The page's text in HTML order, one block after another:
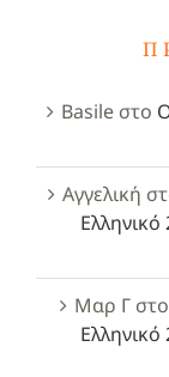
Basileστο
Αγγελική
Μαρ Γστο